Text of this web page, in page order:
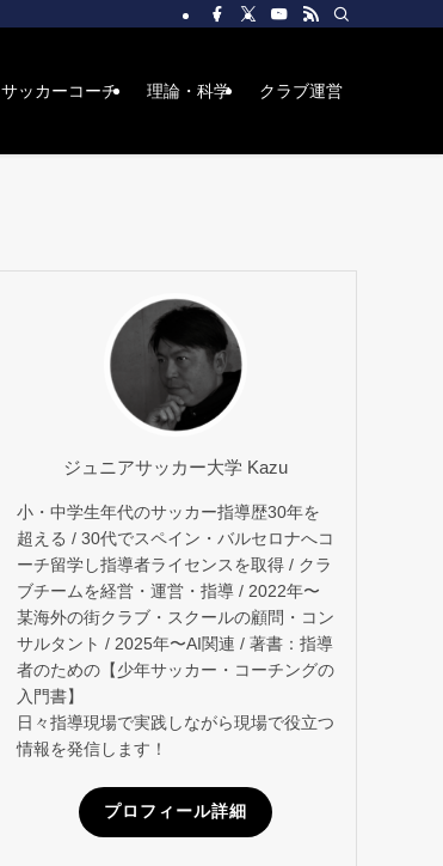
サッカーコーチ 理論・科学 クラブ運営
ジュニアサッカー大学 Kazu
小・中学生年代のサッカー指導歴30年を
超える / 30代でスペイン・バルセロナへコ
ーチ留学し指導者ライセンスを取得 / クラ
ブチームを経営・運営・指導 / 2022年〜
某海外の街クラブ・スクールの顧問・コン
サルタント / 2025年〜AI関連 / 著書：指導
者のための【少年サッカー・コーチングの
入門書】
日々指導現場で実践しながら現場で役立つ
情報を発信します！
プロフィール詳細